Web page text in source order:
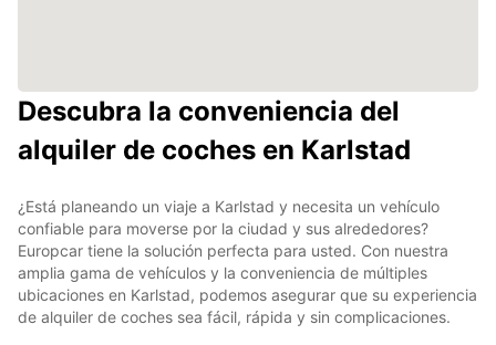
Descubra la conveniencia del
alquiler de coches en Karlstad
¿Está planeando un viaje a Karlstad y necesita un vehículo
confiable para moverse por la ciudad y sus alrededores?
Europcar tiene la solución perfecta para usted. Con nuestra
amplia gama de vehículos y la conveniencia de múltiples
ubicaciones en Karlstad, podemos asegurar que su experiencia
de alquiler de coches sea fácil, rápida y sin complicaciones.